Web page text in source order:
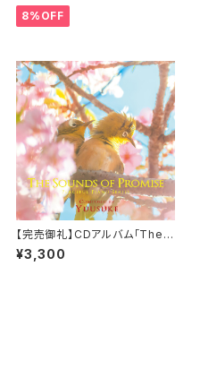
8%OFF
【完売御礼】CDアルバム「The S
ounds of Promise」-Peace
ful Piano Series-／Yuusuk
¥3,300